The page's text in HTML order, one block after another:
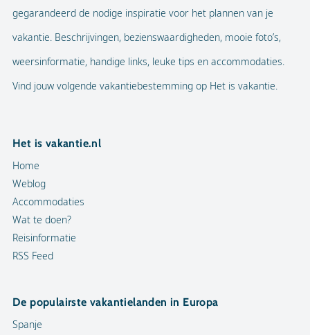
gegarandeerd de nodige inspiratie voor het plannen van je
vakantie. Beschrijvingen, bezienswaardigheden, mooie foto’s,
weersinformatie, handige links, leuke tips en accommodaties.
Vind jouw volgende vakantiebestemming op Het is vakantie.
Het is vakantie.nl
Home
Weblog
Accommodaties
Wat te doen?
Reisinformatie
RSS Feed
De populairste vakantielanden in Europa
Spanje